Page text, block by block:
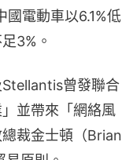
電動車以6.1%低
3%。
曾發聯合
並帶來「網絡風
裁金士頓（Brian